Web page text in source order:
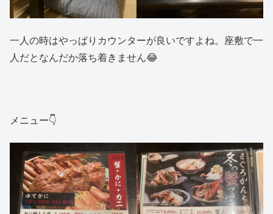
一人の時はやっぱりカウンターが良いですよね。座敷で一
人だとなんだか落ち着きません😂
メニュー👇